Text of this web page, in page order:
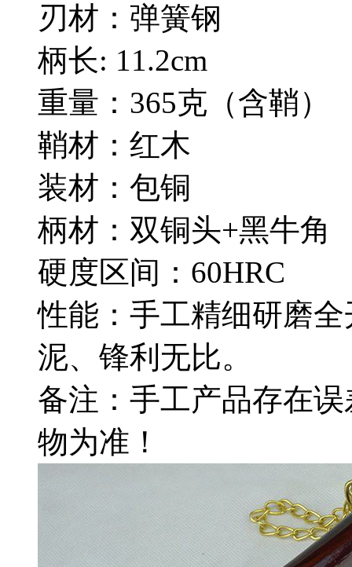
刃材：弹簧钢
柄长: 11.2cm
重量：365克（含鞘）
鞘材：红木
装材：包铜
柄材：双铜头+黑牛角
硬度区间：60HRC
性能：手工精细研磨
泥、锋利无比。
备注：手工产品存在
物为准！